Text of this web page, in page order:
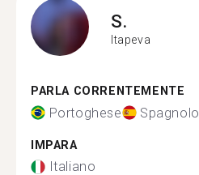
S.
Itapeva
PARLA CORRENTEMENTE
Portoghese Spagnolo
IMPARA
Italiano